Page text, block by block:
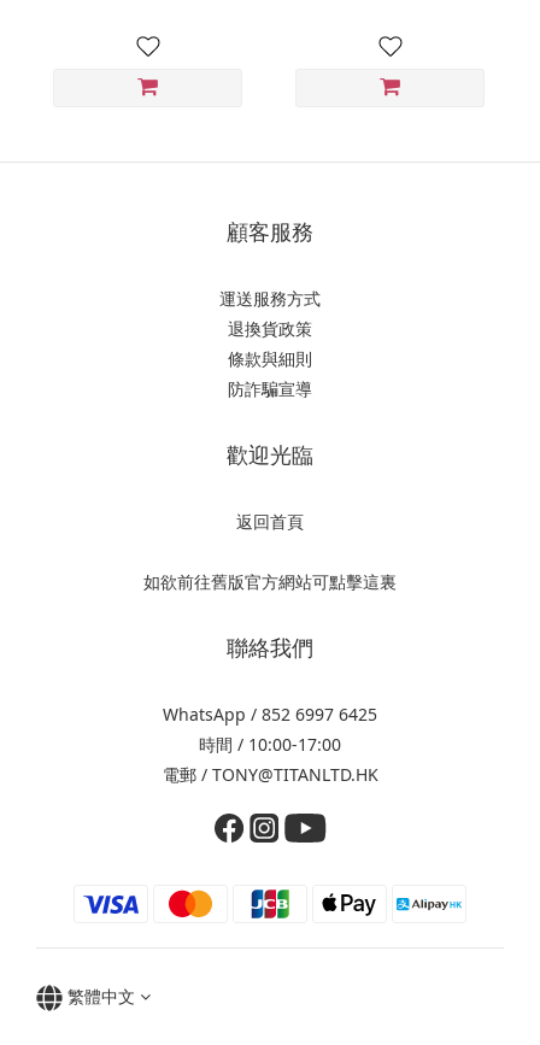
顧客服務
運送服務方式
退換貨政策
條款與細則
防詐騙宣導
歡迎光臨
返回首頁
如欲前往舊版官方網站可點擊這裏
聯絡我們
WhatsApp / 852 6997 6425
時間 / 10:00-17:00
電郵 / TONY@TITANLTD.HK
繁體中文